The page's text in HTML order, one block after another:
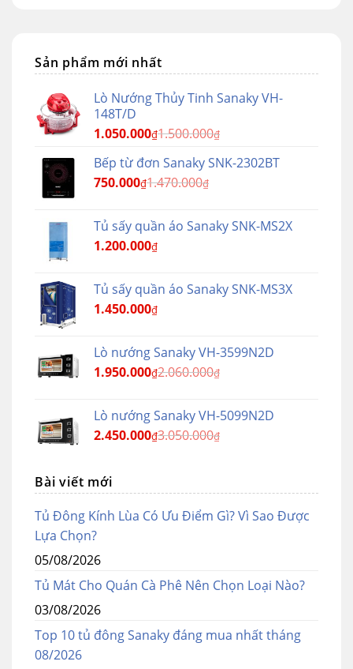
Sản phẩm mới nhất
Lò Nướng Thủy Tinh Sanaky VH-
148T/D
1.050.000₫1.500.000₫
Bếp từ đơn Sanaky SNK-2302BT
750.000₫1.470.000₫
Tủ sấy quần áo Sanaky SNK-MS2X
1.200.000₫
Tủ sấy quần áo Sanaky SNK-MS3X
1.450.000₫
Lò nướng Sanaky VH-3599N2D
1.950.000₫2.060.000₫
Lò nướng Sanaky VH-5099N2D
2.450.000₫3.050.000₫
Bài viết mới
Tủ Đông Kính Lùa Có Ưu Điểm Gì? Vì Sao Được
Lựa Chọn?
05/08/2026
Tủ Mát Cho Quán Cà Phê Nên Chọn Loại Nào?
03/08/2026
Top 10 tủ đông Sanaky đáng mua nhất tháng
08/2026